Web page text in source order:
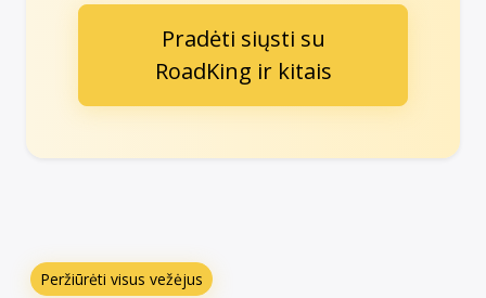
Pradėti siųsti su
RoadKing ir kitais
Peržiūrėti visus vežėjus